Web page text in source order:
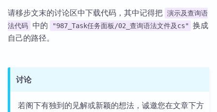
请移步文末的讨论区中下载代码，其中记得把 演示及查询语
法代码
中的 "987_Task任务面板/02_查询语法文件及cs"
换成
自己的路径。
讨论
若阁下有独到的见解或新颖的想法，诚邀您在文章下方